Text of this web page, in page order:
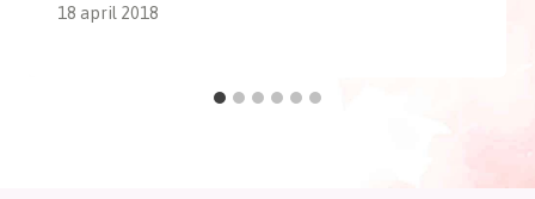
18 april 2018